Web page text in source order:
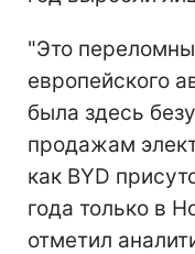
"Это
европейского
была здесь
продажам
как BYD
года только в
отметил